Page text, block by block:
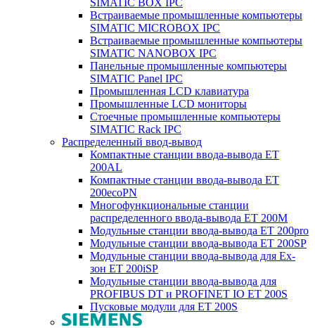
SIMATIC BOX IPC
Встраиваемые промышленные компьютеры
SIMATIC MICROBOX IPC
Встраиваемые промышленные компьютеры
SIMATIC NANOBOX IPC
Панельные промышленные компьютеры
SIMATIC Panel IPC
Промышленная LCD клавиатура
Промышленные LCD мониторы
Стоечные промышленные компьютеры
SIMATIC Rack IPC
Распределенный ввод-вывод
Компактные станции ввода-вывода ET
200AL
Компактные станции ввода-вывода ET
200ecoPN
Многофункциональные станции
распределенного ввода-вывода ET 200M
Модульные станции ввода-вывода ET 200pro
Модульные станции ввода-вывода ET 200SP
Модульные станции ввода-вывода для Ex-
зон ET 200iSP
Модульные станции ввода-вывода для
PROFIBUS DT и PROFINET IO ET 200S
Пусковые модули для ET 200S